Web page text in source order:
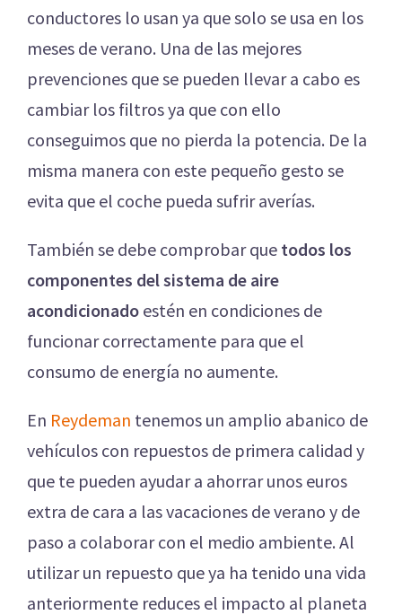
conductores lo usan ya que solo se usa en los
meses de verano. Una de las mejores
prevenciones que se pueden llevar a cabo es
cambiar los filtros ya que con ello
conseguimos que no pierda la potencia. De la
misma manera con este pequeño gesto se
evita que el coche pueda sufrir averías.
También se debe comprobar que todos los
componentes del sistema de aire
acondicionado estén en condiciones de
funcionar correctamente para que el
consumo de energía no aumente.
En Reydeman tenemos un amplio abanico de
vehículos con repuestos de primera calidad y
que te pueden ayudar a ahorrar unos euros
extra de cara a las vacaciones de verano y de
paso a colaborar con el medio ambiente. Al
utilizar un repuesto que ya ha tenido una vida
anteriormente reduces el impacto al planeta